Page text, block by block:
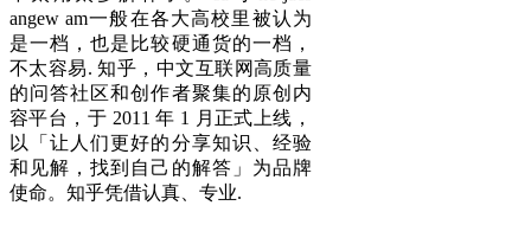
angew am一般在各大高校里被认为
是一档，也是比较硬通货的一档，
不太容易. 知乎，中文互联网高质量
的问答社区和创作者聚集的原创内
容平台，于 2011 年 1 月正式上线，
以「让人们更好的分享知识、经验
和见解，找到自己的解答」为品牌
使命。知乎凭借认真、专业.